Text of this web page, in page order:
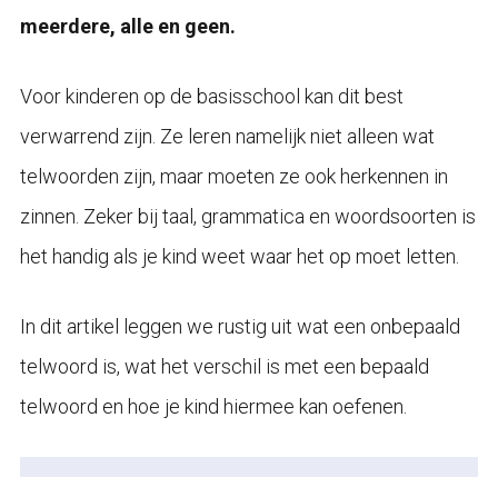
meerdere, alle en geen.
Voor kinderen op de basisschool kan dit best
verwarrend zijn. Ze leren namelijk niet alleen wat
telwoorden zijn, maar moeten ze ook herkennen in
zinnen. Zeker bij taal, grammatica en woordsoorten is
het handig als je kind weet waar het op moet letten.
In dit artikel leggen we rustig uit wat een onbepaald
telwoord is, wat het verschil is met een bepaald
telwoord en hoe je kind hiermee kan oefenen.